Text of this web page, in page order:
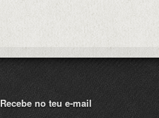
Recebe no teu e-mail